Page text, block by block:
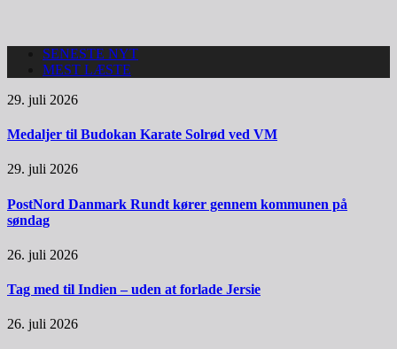
SENESTE NYT
MEST LÆSTE
29. juli 2026
Medaljer til Budokan Karate Solrød ved VM
29. juli 2026
PostNord Danmark Rundt kører gennem kommunen på
søndag
26. juli 2026
Tag med til Indien – uden at forlade Jersie
26. juli 2026